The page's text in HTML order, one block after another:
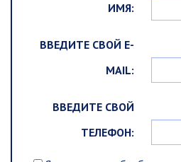
ИМЯ:
ВВЕДИТЕ СВОЙ E-
MAIL:
ВВЕДИТЕ СВОЙ
ТЕЛЕФОН: